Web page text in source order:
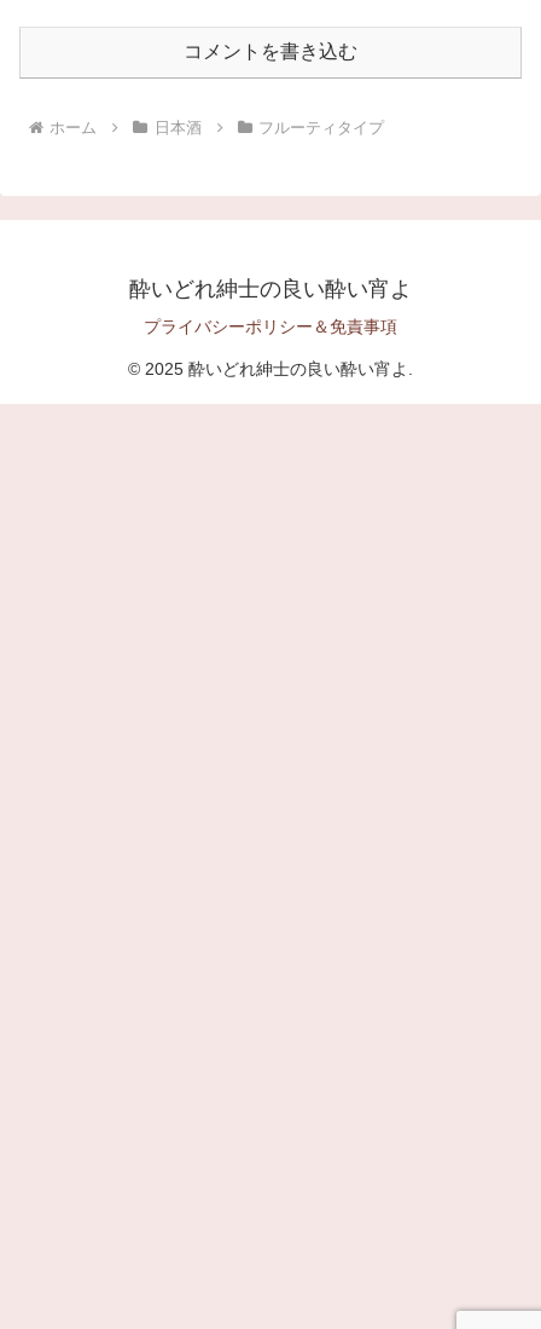
コメントを書き込む
ホーム 日本酒 フルーティタイプ
酔いどれ紳士の良い酔い宵よ
プライバシーポリシー＆免責事項
© 2025 酔いどれ紳士の良い酔い宵よ.